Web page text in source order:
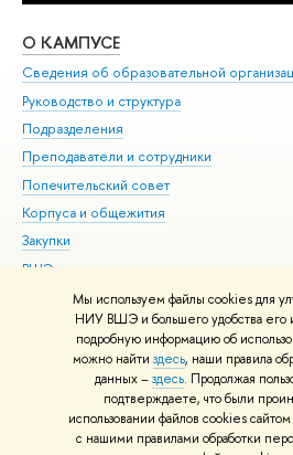
Мы используем файлы cookies для
НИУ ВШЭ и большего удобства его
подробную информацию об
можно найти здесь, наши правила
данных –здесь. Продолжая
подтверждаете, что были
использовании файлов cookies
с нашими правилами обработки
О КАМПУСЕ
Сведения об образовательной
Руководство и структура
Подразделения
Преподаватели и сотрудники
Попечительский совет
Корпуса и общежития
Закупки
ВШЭ для студентов с ограниченными
здоровья и инвалидностью
Версия для слабовидящих
Единая платежная страница
© НИУ ВШЭ 1993–2026 Адреса и
материалов Политика